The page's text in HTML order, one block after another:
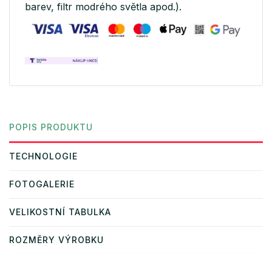
barev, filtr modrého světla apod.).
POPIS PRODUKTU
TECHNOLOGIE
FOTOGALERIE
VELIKOSTNÍ TABULKA
ROZMĚRY VÝROBKU